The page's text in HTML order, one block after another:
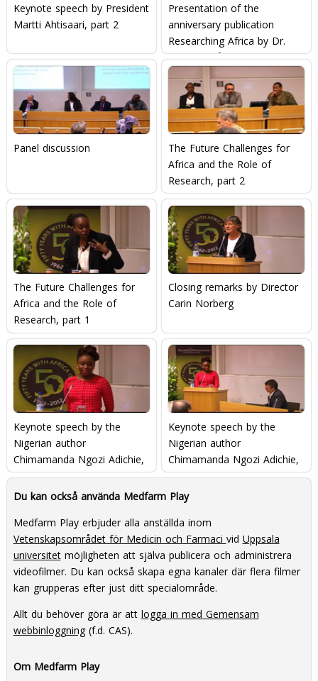
Keynote speech by President
Martti Ahtisaari, part 2
Presentation of the
anniversary publication
Researching Africa by Dr.
Michael Ståhl
Panel discussion
The Future Challenges for
Africa and the Role of
Research, part 2
The Future Challenges for
Africa and the Role of
Research, part 1
Closing remarks by Director
Carin Norberg
Keynote speech by the
Nigerian author
Chimamanda Ngozi Adichie,
part 1
Keynote speech by the
Nigerian author
Chimamanda Ngozi Adichie,
part 2
Du kan också använda Medfarm Play
Medfarm Play erbjuder alla anställda inom
Vetenskapsområdet för Medicin och Farmaci vid Uppsala
universitetmöjligheten att själva publicera och administrera
videofilmer. Du kan också skapa egna kanaler där flera filmer
kan grupperas efter just ditt specialområde.
Allt du behöver göra är att logga in med Gemensam
webbinloggning(f.d. CAS).
Om Medfarm Play